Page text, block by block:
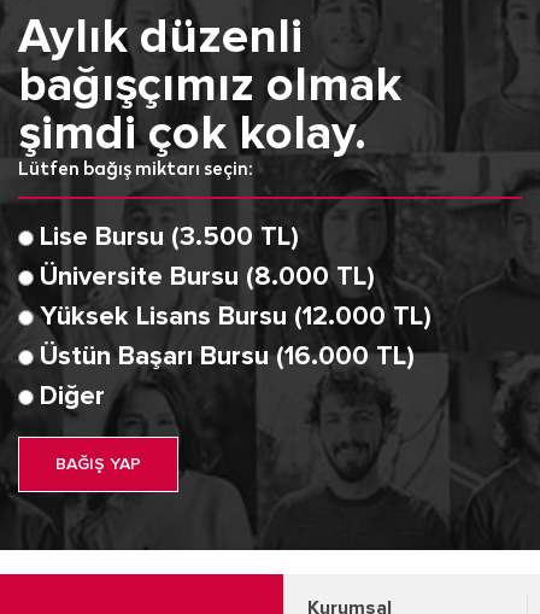
Aylık düzenli
bağışçımız olmak
şimdi çok kolay.
Lütfen bağış miktarı seçin:
Lise Bursu (3.500 TL)
Üniversite Bursu (8.000 TL)
Yüksek Lisans Bursu (12.000 TL)
Üstün Başarı Bursu (16.000 TL)
Diğer
BAĞIŞ YAP
Kurumsal